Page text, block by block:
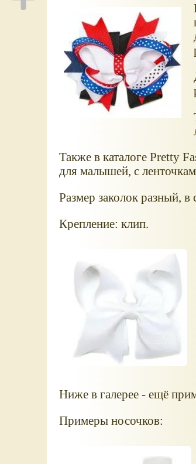
Также в каталоге Pretty
для малышей, с
Размер заколок разный,
Крепление: клип.
Ниже в галерее - ещё
Примеры носочков: